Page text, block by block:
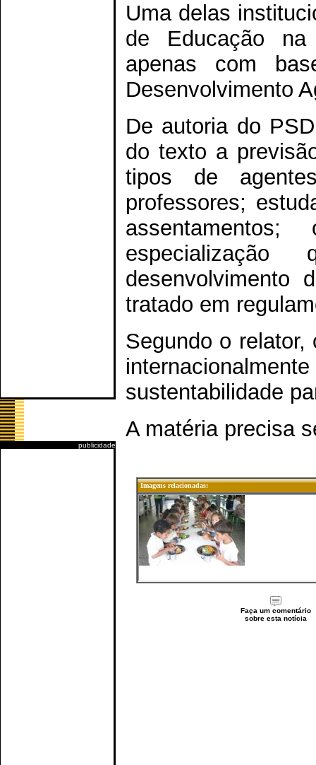
publicidade
Uma delas
de Educação na
apenas com
Desenvolvimento
De autoria do
do texto a
tipos de
professores;
desenvolvimento
tratado em
Segundo o relator,
sustentabilidade
A matéria precisa
Imagens relacionadas:
Faça um comentário
sobre esta notícia